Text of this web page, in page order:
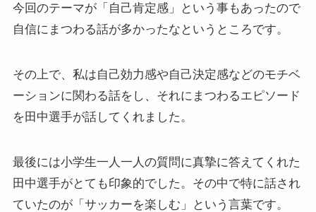
今回のテーマが「自己肯定感」という事もあったので
自信にまつわる話が多かったなというところです。
その上で、私は自己効力感や自己決定感などのモチベ
ーションに関わる話をし、それにまつわるエピソード
を田中選手が話してくれました。
最後には小学生一人一人の質問に真摯に答えてくれた
田中選手がとても印象的でした。その中で特に話され
ていたのが「サッカーを楽しむ」という言葉です。